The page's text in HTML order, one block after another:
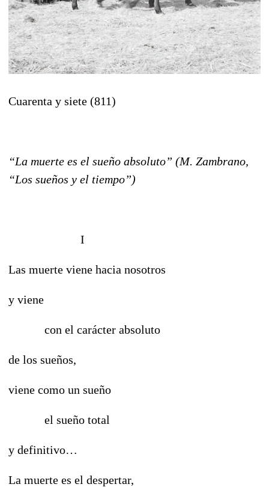
Cuarenta y siete (811)
“La muerte es el sueño absoluto” (M. Zambrano,
“Los sueños y el tiempo”)
I
Las muerte viene hacia nosotros
y viene
con el carácter absoluto
de los sueños,
viene como un sueño
el sueño total
y definitivo…
La muerte es el despertar,